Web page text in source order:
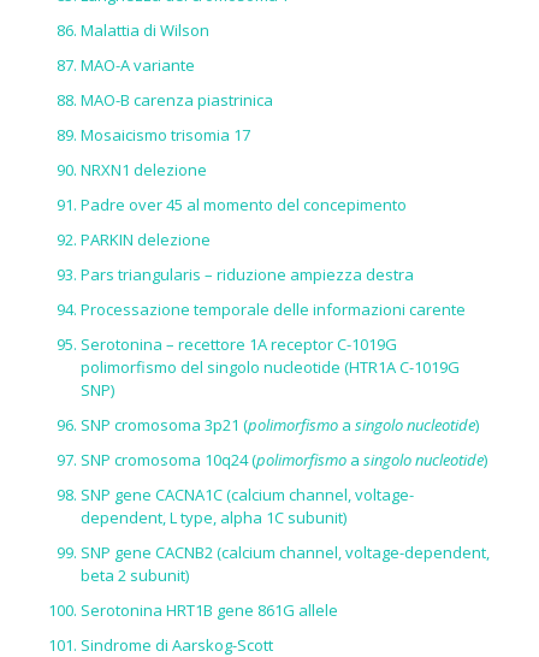
Malattia di Wilson
MAO-A variante
MAO-B carenza piastrinica
Mosaicismo trisomia 17
NRXN1 delezione
Padre over 45 al momento del concepimento
PARKIN delezione
Pars triangularis – riduzione ampiezza destra
Processazione temporale delle informazioni carente
Serotonina – recettore 1A receptor C-1019G
polimorfismo del singolo nucleotide (HTR1A C-1019G
SNP)
SNP cromosoma 3p21 (polimorfismoa singolo nucleotide)
SNP cromosoma 10q24 (polimorfismoa singolo nucleotide)
SNP gene CACNA1C (calcium channel, voltage-
dependent, L type, alpha 1C subunit)
SNP gene CACNB2 (calcium channel, voltage-dependent,
beta 2 subunit)
Serotonina HRT1B gene 861G allele
Sindrome di Aarskog-Scott